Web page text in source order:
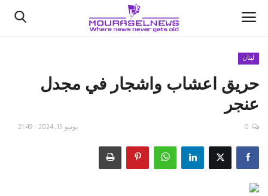
الأخبار
كتّابنا
اقتصاد
لبنان
حريق اعشاب واشجار في مجدل
عنجر
يونيو 15, 2024 - 21:49 0